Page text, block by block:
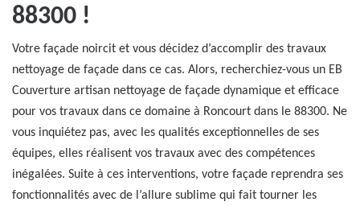
88300 !
Votre façade noircit et vous décidez d’accomplir des travaux
nettoyage de façade dans ce cas. Alors, recherchiez-vous un EB
Couverture artisan nettoyage de façade dynamique et efficace
pour vos travaux dans ce domaine à Roncourt dans le 88300. Ne
vous inquiétez pas, avec les qualités exceptionnelles de ses
équipes, elles réalisent vos travaux avec des compétences
inégalées. Suite à ces interventions, votre façade reprendra ses
fonctionnalités avec de l’allure sublime qui fait tourner les